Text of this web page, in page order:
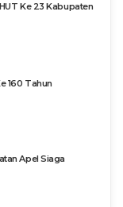
Ke 23 Kabupaten
160 Tahun
Apel Siaga